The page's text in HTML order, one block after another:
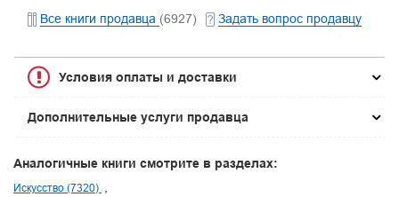
Все книги продавца (6927) Задать вопрос продавцу
Условия оплаты и доставки
Дополнительные услуги продавца
Аналогичные книги смотрите в разделах:
Искусство (7320)